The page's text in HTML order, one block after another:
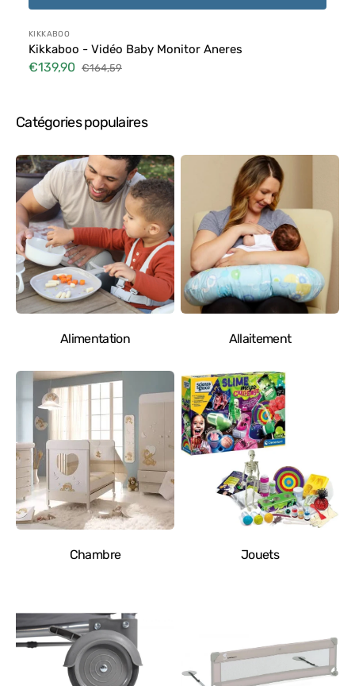
Distributeur :
KIKKABOO
Kikkaboo - Vidéo Baby Monitor Aneres
Prix
€139,90
Prix
€164,59
Catégories populaires
Alimentation Allaitement
Chambre Jouets